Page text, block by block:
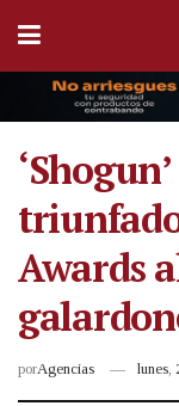
Awards
porAgencias lunes,